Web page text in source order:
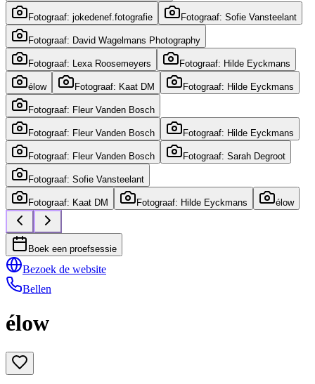
Fotograaf: jokedenef.fotografie Fotograaf: Sofie Vansteelant
Fotograaf: David Wagelmans Photography
Fotograaf: Lexa Roosemeyers Fotograaf: Hilde Eyckmans
élow Fotograaf: Kaat DM Fotograaf: Hilde Eyckmans
Fotograaf: Fleur Vanden Bosch
Fotograaf: Fleur Vanden Bosch Fotograaf: Hilde Eyckmans
Fotograaf: Fleur Vanden Bosch Fotograaf: Sarah Degroot
Fotograaf: Sofie Vansteelant
Fotograaf: Kaat DM Fotograaf: Hilde Eyckmans élow
Boek een proefsessie
Bezoek de website
Bellen
élow